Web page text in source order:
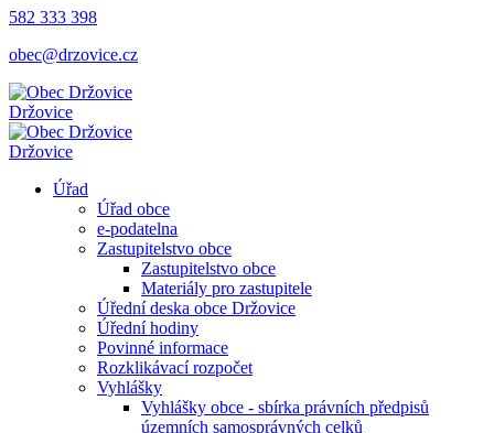
582 333 398
obec@drzovice.cz
Držovice
Držovice
Úřad
Úřad obce
e-podatelna
Zastupitelstvo obce
Zastupitelstvo obce
Materiály pro zastupitele
Úřední deska obce Držovice
Úřední hodiny
Povinné informace
Rozklikávací rozpočet
Vyhlášky
Vyhlášky obce - sbírka právních předpisů
územních samosprávných celků